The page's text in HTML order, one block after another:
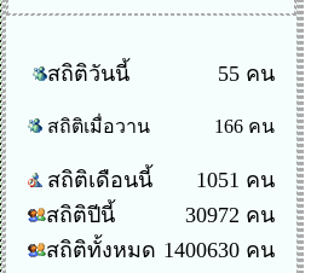
สถิติวันนี้ 55 คน
สถิติเมื่อวาน 166 คน
สถิติเดือนนี้
สถิติปีนี้
สถิติทั้งหมด
1051 คน
30972 คน
1400630 คน